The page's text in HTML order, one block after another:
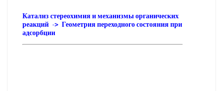
Катализ стереохимия и механизмы органических
реакций -> Геометрия переходного состояния при
адсорбции